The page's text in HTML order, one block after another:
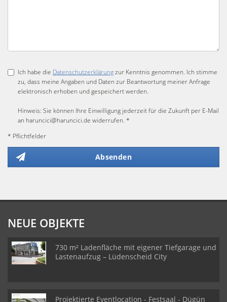
Ich habe die Datenschutzerklärungzur Kenntnis genommen. Ich stimme
zu, dass meine Angaben und Daten zur Beantwortung meiner Anfrage
elektronisch erhoben und gespeichert werden.
Hinweis: Sie können Ihre Einwilligung jederzeit für die Zukunft per E-Mail
an haruncici@haruncici.de widerrufen. *
* Pflichtfelder
Absenden
NEUE OBJEKTE
730 m² Ladenfläche mit eigener Tiefgarage und
Lastenaufzug – Lüdenscheid City
Projektierte Eventlocation - Festsaal - Dügün